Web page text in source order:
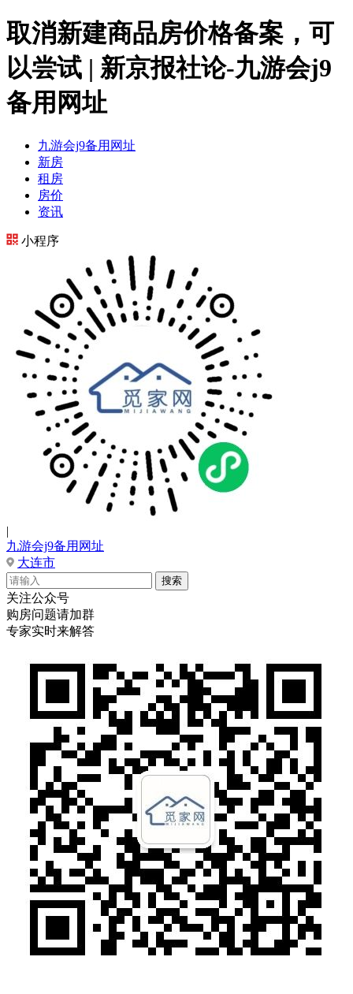
取消新建商品房价格备案，可
以尝试 | 新京报社论-九游会j9
备用网址
九游会j9备用网址
新房
租房
房价
资讯
小程序
|
九游会j9备用网址
大连市
关注公众号
购房问题请加群
专家实时来解答